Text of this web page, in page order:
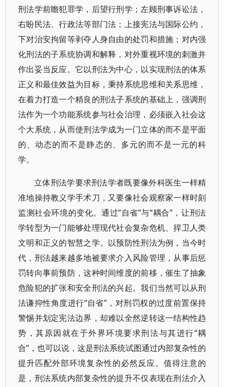
刑法学前瞻犯罪学，后望行刑学；左顾刑事诉讼法，
右盼民法、行政法等部门法；上接宪法与国际公约，
下对治安拘留等剥夺人身自由的处罚和措施；对内强
化刑法的子系统协调和解释，对外重视环境的刺激并
作出妥当反应。它以刑法为中心，以实现刑法的体系
正义和最佳效益为目标，秉持系统思维和关系思维，
在着力打造一个精良的刑法子系统的基础上，强调刑
法作为一个功能系统参与社会治理，必须嵌入社会这
个大系统，从而使刑法学成为一门立体的而不是平面
的、动态的而不是静态的、多元的而不是一元的科
学。
立体刑法学要求刑法学者既要像外科医生一样精
准地操持教义学手术刀，又要像社会观察家一样时刻
监测社会环境的变化。通过“自省”与“耦合”，让刑法
学转型为一门能够处理现代社会复杂危机、捍卫人类
文明和正义的智慧之学。以预防性刑法为例，当今时
代，刑法越来越多地被要求介入风险管理，从事后惩
罚转向事前预防，这种时间维度的前移，催生了抽象
危险犯的扩张和安全刑法的兴起。我们当然可以从刑
法谦抑性角度进行“自省”，对刑罚权的过度前置保持
警惕并划定宪法边界，却难以全然逆转这一结构性趋
势，其原因就在于外界环境要求刑法与其进行“耦
合”，也可以说，这是刑法系统试图通过内部复杂性的
提升匹配外部环境复杂性的必然反应。值得注意的
是，刑法系统内部复杂性的提升不仅表现在刑法介入